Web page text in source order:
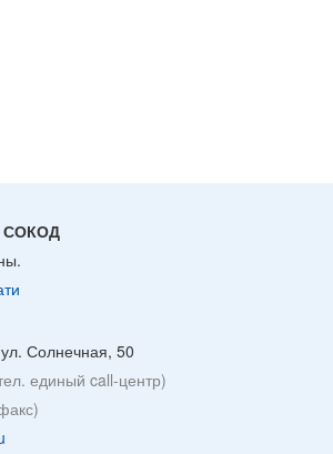
СОКОД
Солнечная, 50
единый call-центр)